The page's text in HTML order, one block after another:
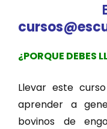
¿PORQUE DEBES
Llevar este
aprender a
bovinos de